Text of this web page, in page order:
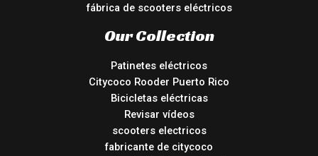
fábrica de scooters eléctricos
Our Collection
Patinetes eléctricos
Citycoco Rooder Puerto Rico
Bicicletas eléctricas
Revisar vídeos
scooters electricos
fabricante de citycoco